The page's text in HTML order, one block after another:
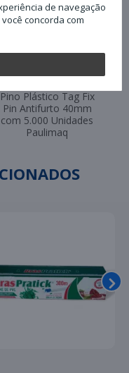
Pino Plástico Tag Fix
Pin Antifurto 40mm
com 5.000 Unidades
Paulimaq
de navegação
concorda com